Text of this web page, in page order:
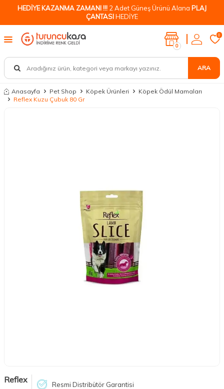
HEDİYE KAZANMA ZAMANI !!! 2 Adet Güneş Ürünü Alana PLAJ
ÇANTASIHEDİYE
ARA
0
0
Anasayfa Pet Shop Köpek Ürünleri
Köpek Ödül Mamaları
Reflex Kuzu Çubuk 80 Gr
Reflex Resmi Distribütör Garantisi